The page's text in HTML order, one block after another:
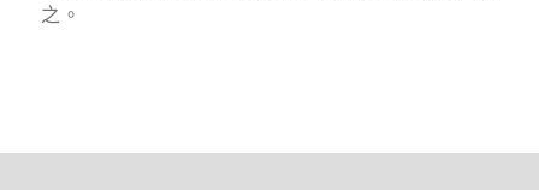
之。